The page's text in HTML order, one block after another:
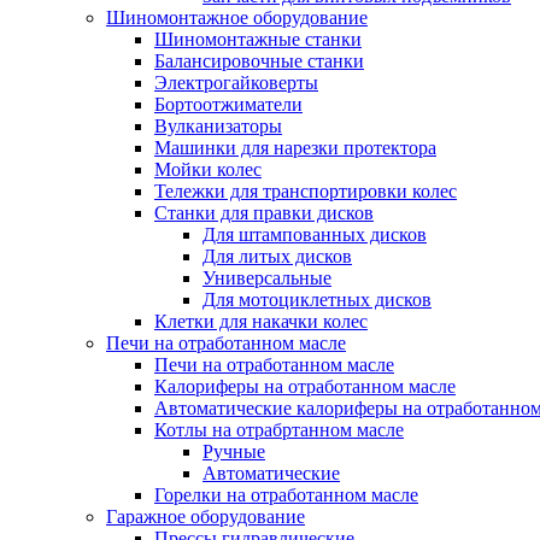
Шиномонтажное оборудование
Шиномонтажные станки
Балансировочные станки
Электрогайковерты
Бортоотжиматели
Вулканизаторы
Машинки для нарезки протектора
Мойки колес
Тележки для транспортировки колес
Станки для правки дисков
Для штампованных дисков
Для литых дисков
Универсальные
Для мотоциклетных дисков
Клетки для накачки колес
Печи на отработанном масле
Печи на отработанном масле
Калориферы на отработанном масле
Автоматические калориферы на
Котлы на отрабртанном масле
Ручные
Автоматические
Горелки на отработанном масле
Гаражное оборудование